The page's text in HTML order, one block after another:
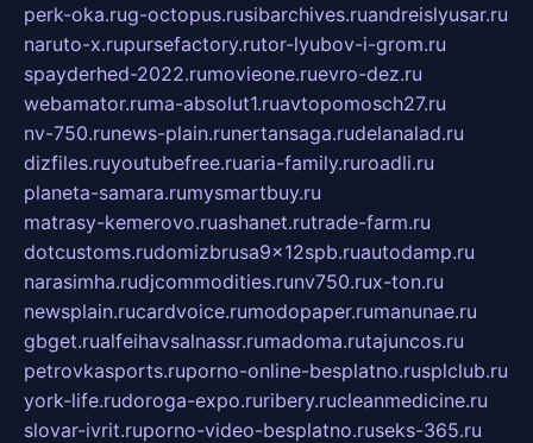
perk-oka.rug-octopus.rusibarchives.ruandreislyusar.ru
naruto-x.rupursefactory.rutor-lyubov-i-grom.ru
spayderhed-2022.rumovieone.ruevro-dez.ru
webamator.ruma-absolut1.ruavtopomosch27.ru
nv-750.runews-plain.runertansaga.rudelanalad.ru
dizfiles.ruyoutubefree.ruaria-family.ruroadli.ru
planeta-samara.rumysmartbuy.ru
matrasy-kemerovo.ruashanet.rutrade-farm.ru
dotcustoms.rudomizbrusa9x12spb.ruautodamp.ru
narasimha.rudjcommodities.runv750.rux-ton.ru
newsplain.rucardvoice.rumodopaper.rumanunae.ru
gbget.rualfeihavsalnassr.rumadoma.rutajuncos.ru
petrovkasports.ruporno-online-besplatno.rusplclub.ru
york-life.rudoroga-expo.ruribery.rucleanmedicine.ru
slovar-ivrit.ruporno-video-besplatno.ruseks-365.ru